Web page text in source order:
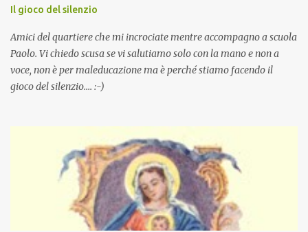
Il gioco del silenzio
Amici del quartiere che mi incrociate mentre accompagno a scuola
Paolo. Vi chiedo scusa se vi salutiamo solo con la mano e non a
voce, non è per maleducazione ma è perché stiamo facendo il
gioco del silenzio.... :-)